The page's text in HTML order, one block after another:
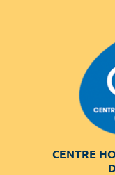
CENTRE